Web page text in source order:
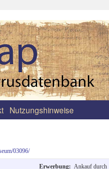
Nutzungshinweise
03096/
Erwerbung: Ankauf durch